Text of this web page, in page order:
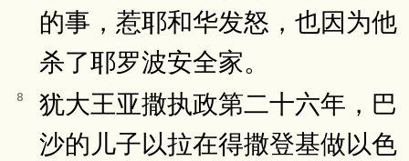
的事，惹耶和华发怒，也因为他
杀了耶罗波安全家。
8
犹大王亚撒执政第二十六年，巴
沙的儿子以拉在得撒登基做以色